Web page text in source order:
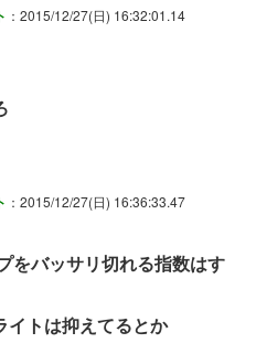
：2015/12/27(日) 16:32:01.14
：2015/12/27(日) 16:36:33.47
をバッサリ切れる指数はす
イトは抑えてるとか